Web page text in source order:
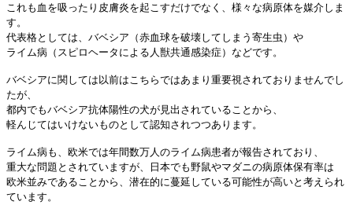
これも血を吸ったり皮膚炎を起こすだけでなく、様々な病原体を媒介しま
す。
代表格としては、バベシア（赤血球を破壊してしまう寄生虫）や
ライム病（スピロヘータによる人獣共通感染症）などです。
バベシアに関しては以前はこちらではあまり重要視されておりませんでし
たが、
都内でもバベシア抗体陽性の犬が見出されていることから、
軽んじてはいけないものとして認知されつつあります。
ライム病も、欧米では年間数万人のライム病患者が報告されており、
重大な問題とされていますが、日本でも野鼠やマダニの病原体保有率は
欧米並みであることから、潜在的に蔓延している可能性が高いと考えられ
ています。